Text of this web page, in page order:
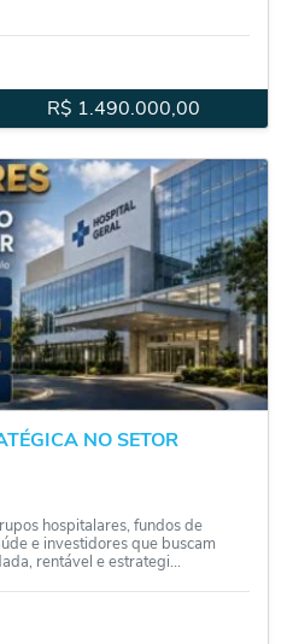
R$ 1.490.000,00
NO SETOR
hospitalares, fundos de
e investidores que buscam
rentável e estrategi...